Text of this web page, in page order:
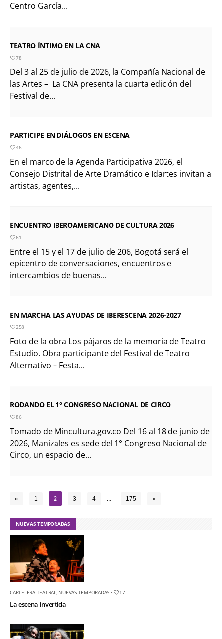
Centro García...
TEATRO ÍNTIMO EN LA CNA
78
Del 3 al 25 de julio de 2026, la Compañía Nacional de
las Artes – La CNA presenta la cuarta edición del
Festival de...
PARTICIPE EN DIÁLOGOS EN ESCENA
46
En el marco de la Agenda Participativa 2026, el
Consejo Distrital de Arte Dramático e Idartes invitan a
artistas, agentes,...
ENCUENTRO IBEROAMERICANO DE CULTURA 2026
61
Entre el 15 y el 17 de julio de 206, Bogotá será el
epicentro de conversaciones, encuentros e
intercambios de buenas...
EN MARCHA LAS AYUDAS DE IBERESCENA 2026-2027
258
Foto de la obra Los pájaros de la memoria de Teatro
Estudio. Obra participante del Festival de Teatro
Alternativo – Festa...
RODANDO EL 1° CONGRESO NACIONAL DE CIRCO
86
Tomado de Mincultura.gov.co Del 16 al 18 de junio de
2026, Manizales es sede del 1° Congreso Nacional de
Circo, un espacio de...
« 1 2 3 4 … 175 »
NUEVAS TEMPORADAS
CARTELERA TEATRAL NUEVAS TEMPORADAS • 17
La escena invertida